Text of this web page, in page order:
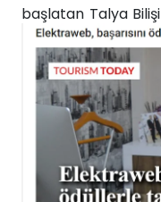
başlatan Talya
turizm'e liderlik
Sertifikası
sertıfikasyon
yılından
sürdürülebilirlik
Yeşil Turizm
şekilde...